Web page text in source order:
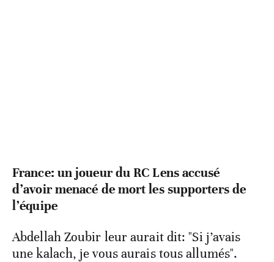
France: un joueur du RC Lens accusé
d’avoir menacé de mort les supporters de
l’équipe
Abdellah Zoubir leur aurait dit: "Si j’avais
une kalach, je vous aurais tous allumés".